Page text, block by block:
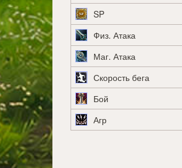
SP
Физ. Атака
Маг. Атака
Скорость бега
Бой
Агр